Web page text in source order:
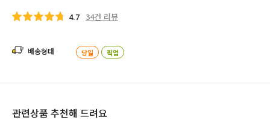
4.7 34건 리뷰
배송형태 당일 픽업
관련상품 추천해 드려요